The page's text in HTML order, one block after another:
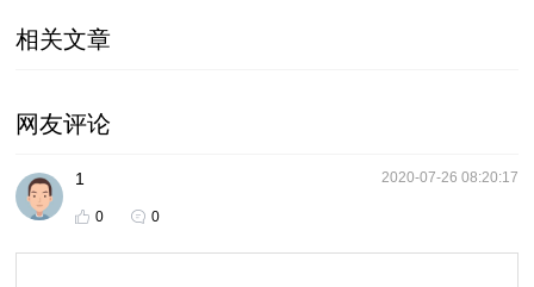
相关文章
网友评论
2020-07-26 08:20:17
1
0 0